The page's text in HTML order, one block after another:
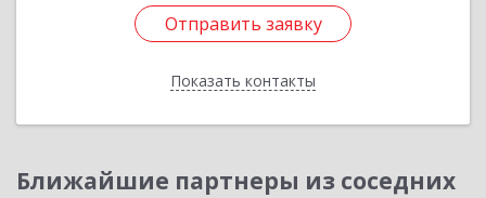
Отправить заявку
Показать контакты
Отправить заявку
Назад
Ближайшие партнеры из соседних